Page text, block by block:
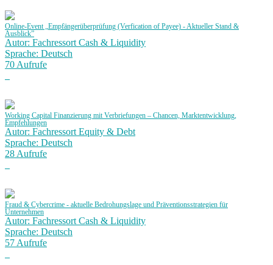
Online-Event „Empfängerüberprüfung (Verfication of Payee) - Aktueller Stand &
Ausblick”
Autor: Fachressort Cash & Liquidity
Sprache: Deutsch
70 Aufrufe
Working Capital Finanzierung mit Verbriefungen – Chancen, Marktentwicklung,
Empfehlungen
Autor: Fachressort Equity & Debt
Sprache: Deutsch
28 Aufrufe
Fraud & Cybercrime - aktuelle Bedrohungslage und Präventionsstrategien für
Unternehmen
Autor: Fachressort Cash & Liquidity
Sprache: Deutsch
57 Aufrufe